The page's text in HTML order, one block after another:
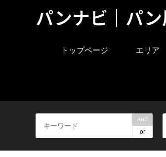
パンナビ｜パ
トップページ エリア
and
or